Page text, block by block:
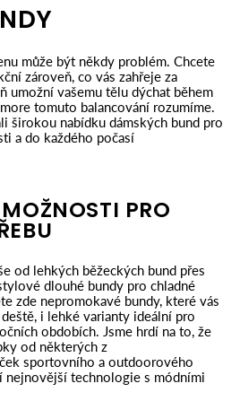
může být někdy problém. Chcete
zároveň, co vás zahřeje za
umožní vašemu tělu dýchat během
tomuto balancování rozumíme.
širokou nabídku dámských bund pro
a do každého počasí
PRO
od lehkých běžeckých bund přes
dlouhé bundy pro chladné
zde nepromokavé bundy, které vás
i lehké varianty ideální pro
obdobích. Jsme hrdí na to, že
od některých z
sportovního a outdoorového
nejnovější technologie s módními